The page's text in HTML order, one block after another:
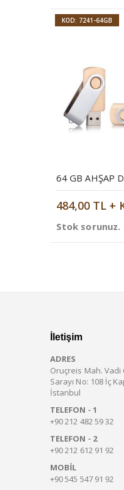
KOD: 7241-64GB
484,00 TL +
Stok sorunuz.
İletişim
ADRES
Oruçreis Mah.
Sarayı No: 108 İç
İstanbul
TELEFON - 1
+90 212 482 59 32
TELEFON - 2
+90 212 612 91 92
MOBIL
+90 545 547 91 92